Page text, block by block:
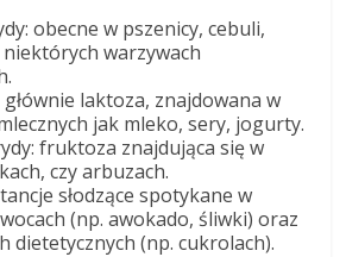
obecne w pszenicy, cebuli,
niektórych warzywach
głównie laktoza, znajdowana w
jak mleko, sery, jogurty.
fruktoza znajdująca się w
czy arbuzach.
słodzące spotykane w
(np. awokado, śliwki) oraz
dietetycznych (np. cukrolach).